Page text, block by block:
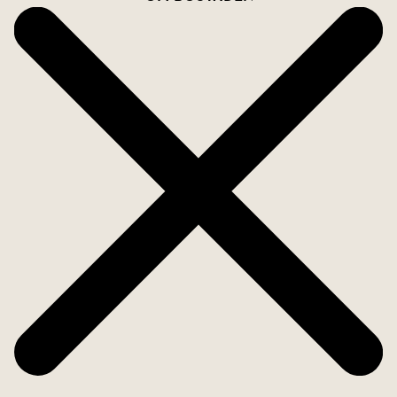
förlängning av bostaden och erbjuder en trivsam
plats att njuta av under stora delar av året. Här
finns gott om plats för utemöbler och möjlighet att
skapa en härlig miljö för både avkoppling och
umgänge. För den som önskar finns möjlighet att
hyra garageplats i samma byggnad.
HSB Brf Banken är en välskött och stabil förening
med god ekonomi och en trivsam gemenskap. Här
finns tillgång till bland annat tvättstuga,
övernattningslägenhet, bastu samt en grönskande
och välskött innergård. I månadsavgiften ingår
bredband, tv, värme, vatten och källarförråd.
Läget på Ågatan är svårslaget för dig som vill ha